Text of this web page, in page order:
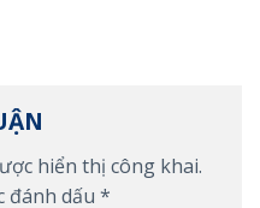
hiển thị công khai.
đánh dấu *